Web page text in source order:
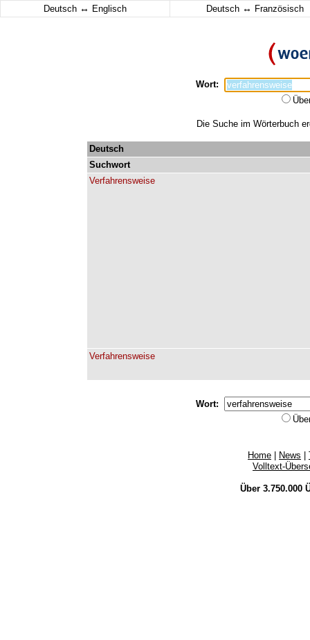
Deutsch ↔ Englisch Deutsch ↔ Französisch
Wort:
Die Suche im Wörterbuch
Deutsch
Suchwort
Verfahrensweise
Verfahrensweise
Wort:
Home News
Volltext-
Über 3.750.000